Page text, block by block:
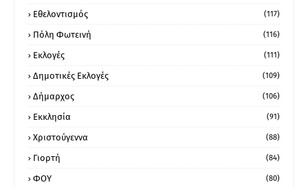
Εθελοντισμός (117)
Πόλη Φωτεινή (116)
Εκλογές (111)
Δημοτικές Εκλογές (109)
Δήμαρχος (106)
Εκκλησία (91)
Χριστούγεννα (88)
Γιορτή (84)
ΦΟΥ (80)